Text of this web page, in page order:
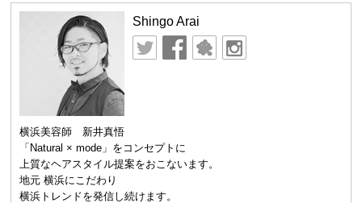
Shingo Arai
横浜美容師 新井真悟
「Natural × mode」をコンセプトに
上質なヘアスタイル提案をおこないます。
地元 横浜にこだわり
横浜トレンドを発信し続けます。